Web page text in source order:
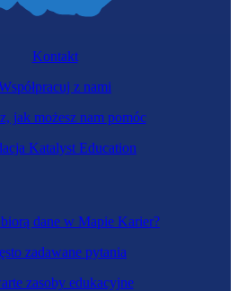
dane w Mapie Karier?
zadawane pytania
zasoby edukacyjne
Kontakt
z nami
jak możesz nam pomóc
Katalyst Education